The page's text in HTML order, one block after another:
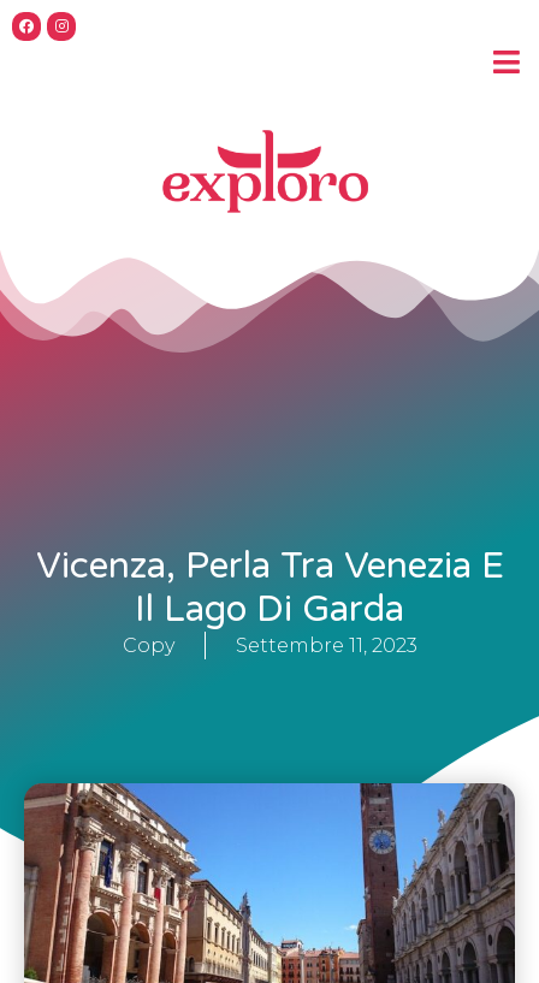
Vicenza, Perla Tra Venezia E
Il Lago Di Garda
Copy Settembre 11, 2023